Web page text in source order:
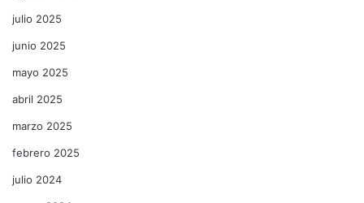
julio 2025
junio 2025
mayo 2025
abril 2025
marzo 2025
febrero 2025
julio 2024